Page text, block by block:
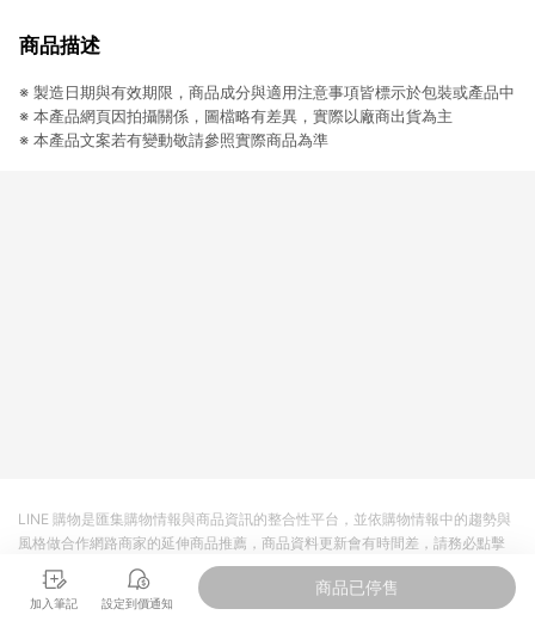
錄，相關問題請於保留時間內聯絡客服中心，並由康達盛通生活
提供簡單、快速、輕鬆的購物流程及體驗，將不定期推出精選、
話題性或期間限定商品來滿足您的喜好。
商品描述
※ 製造日期與有效期限，商品成分與適用注意事項皆標示於包裝或產品中
※ 本產品網頁因拍攝關係，圖檔略有差異，實際以廠商出貨為主
※ 本產品文案若有變動敬請參照實際商品為準
加入筆記 設定到價通知
商品已停售
LINE 購物是匯集購物情報與商品資訊的整合性平台，並依購物情報中的趨勢與
風格做合作網路商家的延伸商品推薦，商品資料更新會有時間差，請務必點擊
商品至各合作網路商家，確認現售價與購物條件，一切資訊以合作廠商網頁為
準。